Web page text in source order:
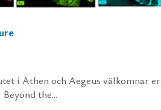
i Athen och Ae­geus väl­kom­nar er
the...